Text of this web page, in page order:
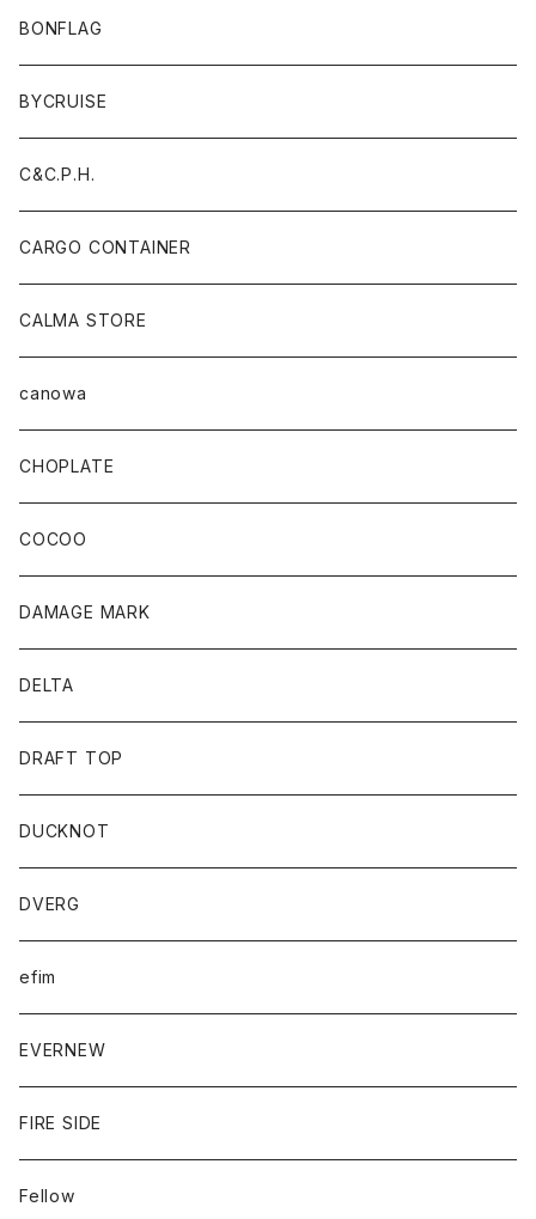
BONFLAG
BYCRUISE
C&C.P.H.
CARGO CONTAINER
CALMA STORE
canowa
CHOPLATE
COCOO
DAMAGE MARK
DELTA
DRAFT TOP
DUCKNOT
DVERG
efim
EVERNEW
FIRE SIDE
Fellow